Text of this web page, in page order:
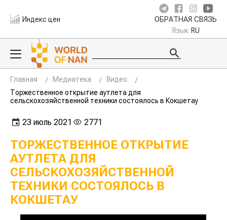
Индекс цен ОБРАТНАЯ СВЯЗЬ
Язык RU
Главная Медиатека
Видео
Торжественное открытие аутлета для
сельскохозяйственной техники состоялось в Кокшетау
23 июль 2021 2771
ТОРЖЕСТВЕННОЕ ОТКРЫТИЕ
АУТЛЕТА ДЛЯ
СЕЛЬСКОХОЗЯЙСТВЕННОЙ
ТЕХНИКИ СОСТОЯЛОСЬ В
КОКШЕТАУ